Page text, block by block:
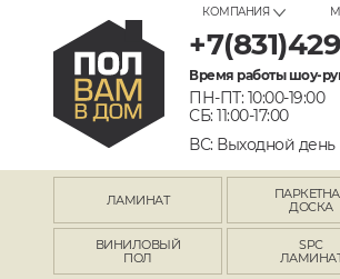
КОМПАНИЯ
Время работы шоу-
ПН-ПТ: 10:00-19:00
СБ: 11:00-17:00
ВС: Выходной день
ЛАМИНАТ
ДОСКА
ВИНИЛОВЫЙ
ПОЛ
SPC